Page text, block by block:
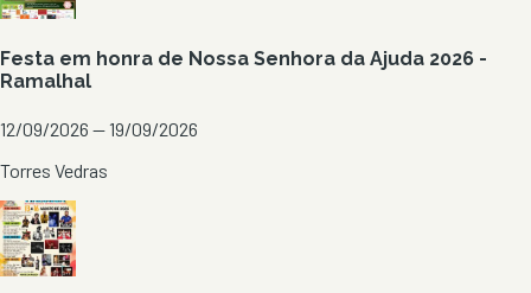
Festa em honra de Nossa Senhora da Ajuda 2026 -
Ramalhal
12/09/2026 — 19/09/2026
Torres Vedras